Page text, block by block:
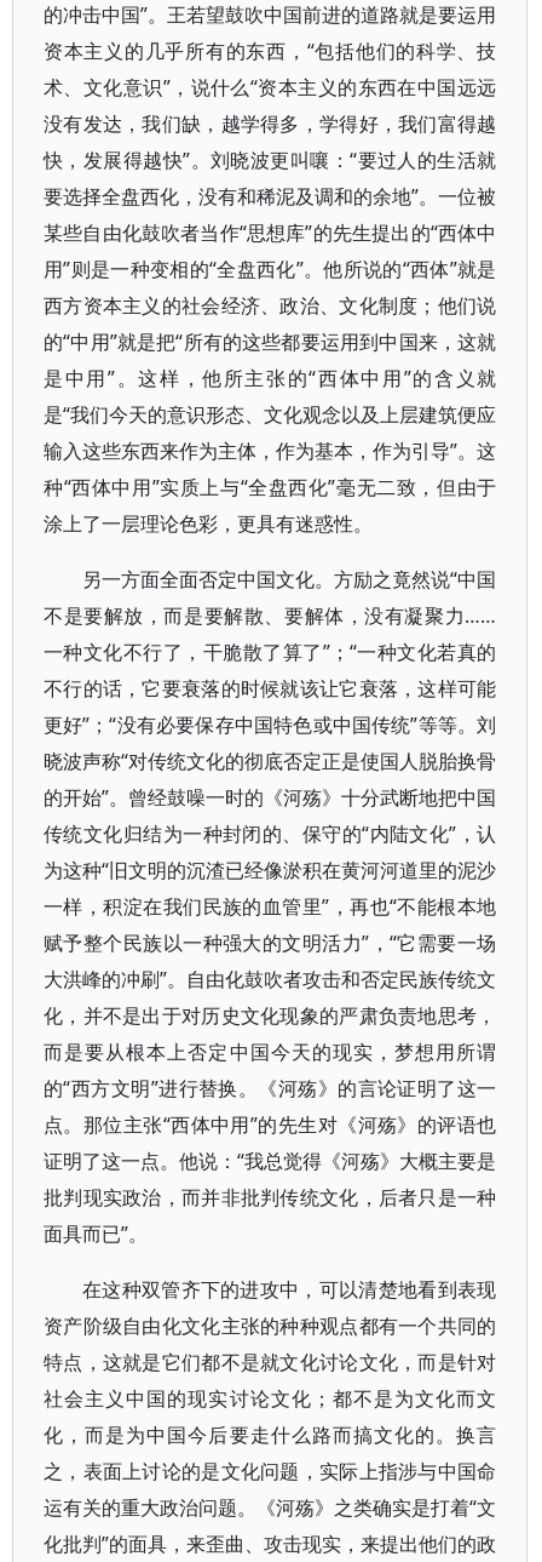
的冲击中国”。王若望鼓吹中国前进的道路就是要运用
资本主义的几乎所有的东西，“包括他们的科学、技
术、文化意识”，说什么“资本主义的东西在中国远远
没有发达，我们缺，越学得多，学得好，我们富得越
快，发展得越快”。刘晓波更叫嚷：“要过人的生活就
要选择全盘西化，没有和稀泥及调和的余地”。一位被
某些自由化鼓吹者当作“思想库”的先生提出的“西体中
用”则是一种变相的“全盘西化”。他所说的“西体”就是
西方资本主义的社会经济、政治、文化制度；他们说
的“中用”就是把“所有的这些都要运用到中国来，这就
是中用”。这样，他所主张的“西体中用”的含义就
是“我们今天的意识形态、文化观念以及上层建筑便应
输入这些东西来作为主体，作为基本，作为引导”。这
种“西体中用”实质上与“全盘西化”毫无二致，但由于
涂上了一层理论色彩，更具有迷惑性。
另一方面全面否定中国文化。方励之竟然说“中国
不是要解放，而是要解散、要解体，没有凝聚力……
一种文化不行了，干脆散了算了”；“一种文化若真的
不行的话，它要衰落的时候就该让它衰落，这样可能
更好”；“没有必要保存中国特色或中国传统”等等。刘
晓波声称“对传统文化的彻底否定正是使国人脱胎换骨
的开始”。曾经鼓噪一时的《河殇》十分武断地把中国
传统文化归结为一种封闭的、保守的“内陆文化”，认
为这种“旧文明的沉渣已经像淤积在黄河河道里的泥沙
一样，积淀在我们民族的血管里”，再也“不能根本地
赋予整个民族以一种强大的文明活力”，“它需要一场
大洪峰的冲刷”。自由化鼓吹者攻击和否定民族传统文
化，并不是出于对历史文化现象的严肃负责地思考，
而是要从根本上否定中国今天的现实，梦想用所谓
的“西方文明”进行替换。《河殇》的言论证明了这一
点。那位主张“西体中用”的先生对《河殇》的评语也
证明了这一点。他说：“我总觉得《河殇》大概主要是
批判现实政治，而并非批判传统文化，后者只是一种
面具而已”。
在这种双管齐下的进攻中，可以清楚地看到表现
资产阶级自由化文化主张的种种观点都有一个共同的
特点，这就是它们都不是就文化讨论文化，而是针对
社会主义中国的现实讨论文化；都不是为文化而文
化，而是为中国今后要走什么路而搞文化的。换言
之，表面上讨论的是文化问题，实际上指涉与中国命
运有关的重大政治问题。《河殇》之类确实是打着“文
化批判”的面具，来歪曲、攻击现实，来提出他们的政